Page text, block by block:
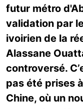
futur métro
validation par
ivoirien de la
Alassane
controversé.
pas été prises
Chine, où un